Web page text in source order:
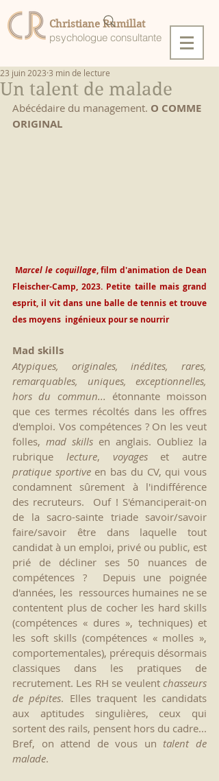
Christiane Rumillat
psychologue consultante
Un talent de malade
23 juin 2023 3 min de lecture
Abécédaire du management. O COMME
ORIGINAL
Marcel le coquillage, film d'animation de Dean
Fleischer-Camp, 2023. Petite taille mais grand
esprit, il vit dans une balle de tennis et trouve
des moyens  ingénieux pour se nourrir
Mad skills
Atypiques, originales, inédites, rares,
remarquables, uniques, exceptionnelles,
hors du commun... étonnante moisson
que ces termes récoltés dans les offres
d'emploi. Vos compétences ? On les veut
folles, mad skills en anglais. Oubliez la
rubrique lecture, voyages
pratique sportive en bas du CV, qui vous
condamnent sûrement à l'indifférence
des recruteurs.  Ouf ! S'émanciperait-on
de la sacro-sainte triade savoir/savoir
faire/savoir être dans laquelle tout
candidat à un emploi, privé ou public, est
prié de décliner ses 50 nuances de
compétences ?  Depuis une poignée
d'années, les  ressources humaines ne se
contentent plus de cocher les hard skills
(compétences « dures », techniques) et
les soft skills (compétences « molles »,
comportementales), prérequis désormais
classiques dans les pratiques de
recrutement. Les RH se veulent chasseurs
de pépites. Elles traquent les candidats
aux aptitudes singulières, ceux qui
sortent des rails, pensent hors du cadre...
Bref, on attend de vous un talent de
malade.